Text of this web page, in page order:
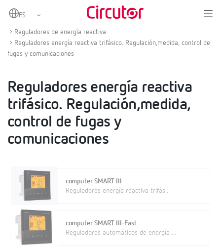
Home
Reguladores de energía reactiva
Reguladores energía reactiva trifásico. Regulación,medida, control de
fugas y comunicaciones
Reguladores energía reactiva
trifásico. Regulación,medida,
control de fugas y
comunicaciones
computer SMART III
Reguladores energía reactiva trifás...
computer SMART III-Fast
Reguladores automáticos de energía ...